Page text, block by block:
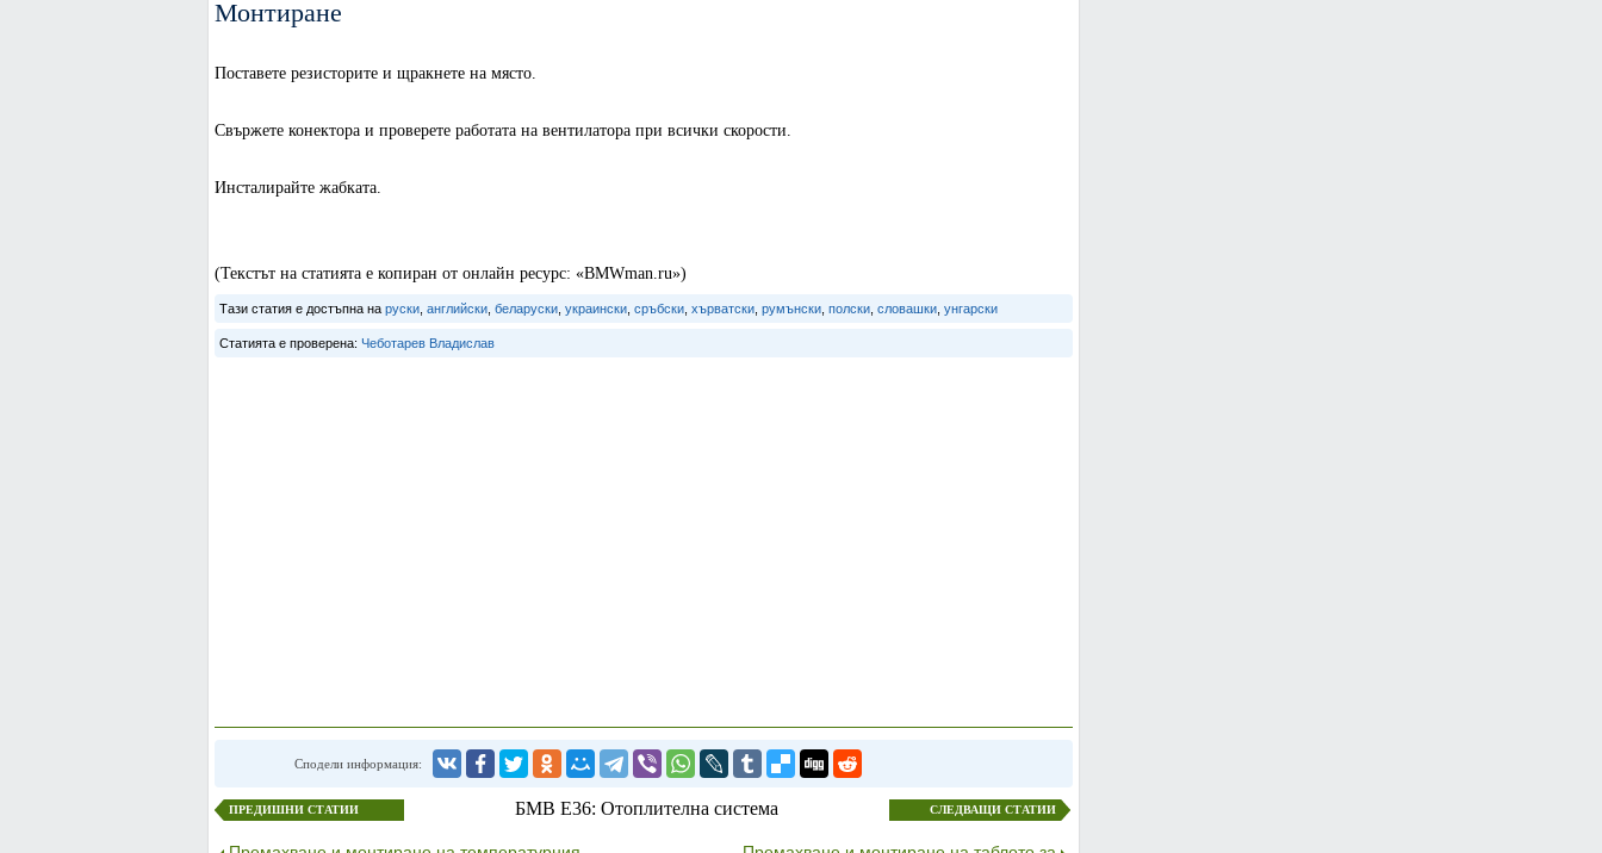
Монтиране
Поставете резисторите и щракнете на място.
Свържете конектора и проверете работата на вентилатора при всички скорости.
Инсталирайте жабката.
(Текстът на статията е копиран от онлайн ресурс: «BMWman.ru»)
Тази статия е достъпна на руски, английски, беларуски, украински, сръбски, хърватски, румънски, полски, словашки, унгарски
Статията е проверена: Чеботарев Владислав
Сподели информация:
ПРЕДИШНИ СТАТИИ БМВ E36: Отоплителна система СЛЕДВАЩИ СТАТИИ